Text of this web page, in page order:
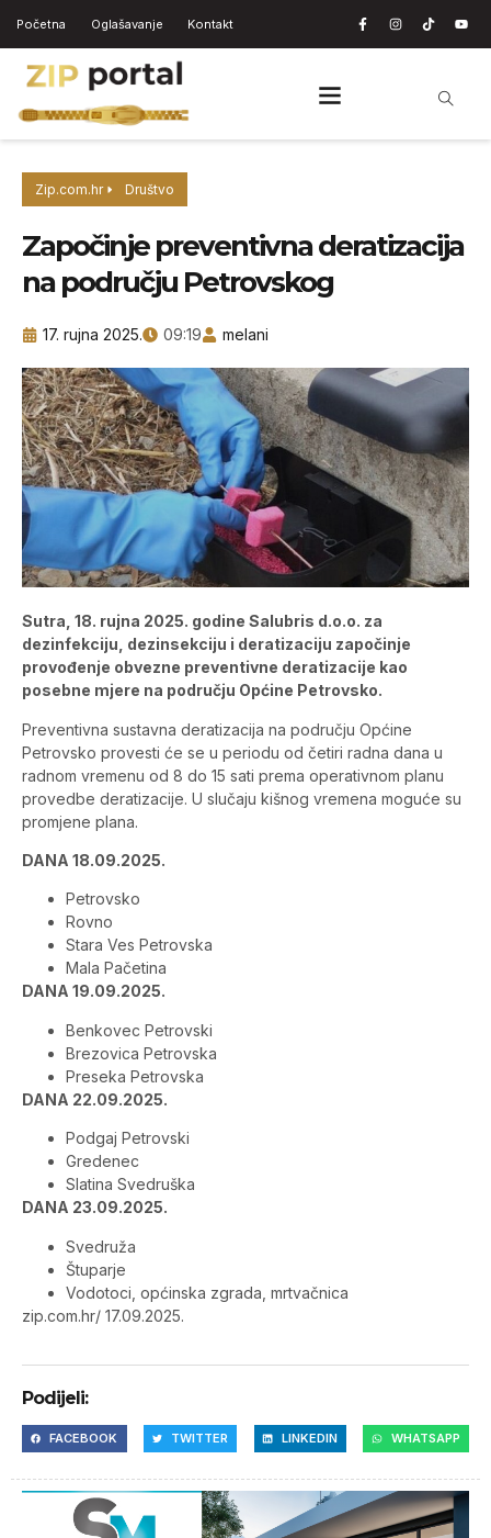
Početna Oglašavanje Kontakt
Zip.com.hr Društvo
Započinje preventivna deratizacija
na području Petrovskog
17. rujna 2025. 09:19 melani
Sutra, 18. rujna 2025. godine Salubris d.o.o. za
dezinfekciju, dezinsekciju i deratizaciju započinje
provođenje obvezne preventivne deratizacije kao
posebne mjere na području Općine Petrovsko.
Preventivna sustavna deratizacija na području Općine
Petrovsko provesti će se u periodu od četiri radna dana u
radnom vremenu od 8 do 15 sati prema operativnom planu
provedbe deratizacije. U slučaju kišnog vremena moguće su
promjene plana.
DANA 18.09.2025.
Petrovsko
Rovno
Stara Ves Petrovska
Mala Pačetina
DANA 19.09.2025.
Benkovec Petrovski
Brezovica Petrovska
Preseka Petrovska
DANA 22.09.2025.
Podgaj Petrovski
Gredenec
Slatina Svedruška
DANA 23.09.2025.
Svedruža
Štuparje
Vodotoci, općinska zgrada, mrtvačnica
zip.com.hr/ 17.09.2025.
Podijeli:
FACEBOOK TWITTER LINKEDIN WHATSAPP